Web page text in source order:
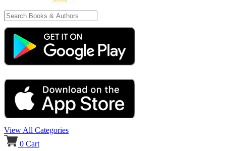
View All Categories
0 Cart